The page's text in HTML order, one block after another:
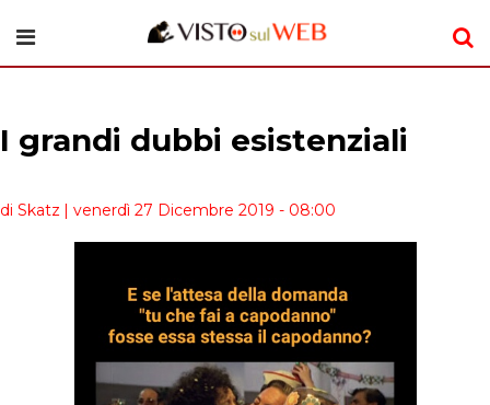
I grandi dubbi esistenziali
di Skatz | venerdì 27 Dicembre 2019 - 08:00